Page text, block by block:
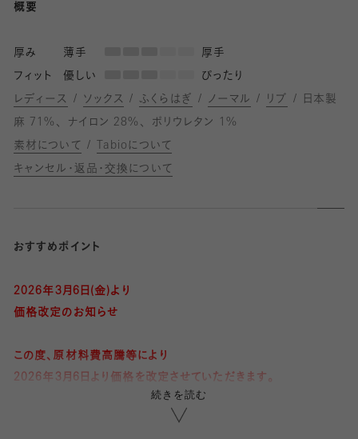
概要
厚み 薄手
厚手
フィット
優しい
ぴったり
レディース
ソックス ふくらはぎ ノーマル リブ
日本製
麻 71%
ナイロン 28%
ポリウレタン 1%
素材について
Tabioについて
キャンセル・返品・交換について
おすすめポイント
2026年3月6日(金)より
価格改定のお知らせ
この度、原材料費高騰等により
2026年3月6日より価格を改定させていただきます。
何卒、ご理解いただきますようお願い申し上げます。
続きを読む